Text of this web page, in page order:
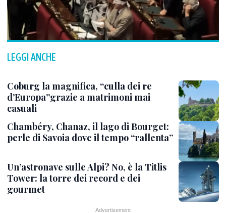
LEGGI ANCHE
Coburg la magnifica, “culla dei re
d’Europa”grazie a matrimoni mai
casuali
Chambéry, Chanaz, il lago di Bourget:
perle di Savoia dove il tempo “rallenta”
Un’astronave sulle Alpi? No, è la Titlis
Tower: la torre dei record e dei
gourmet